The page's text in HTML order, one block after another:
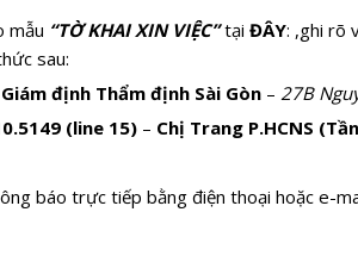
mẫu “TỜ KHAI XIN VIỆC”tại ĐÂY: ,ghi rõ
sau:
định Thẩm định Sài Gòn– 27B
(line 15)– Chị Trang P.HCNS
báo trực tiếp bằng điện thoại hoặc e-